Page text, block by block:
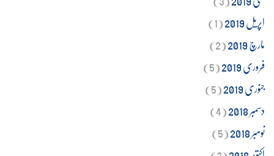
اپریل 2019
(1)
مارچ 2019
(2)
فروری 2019
(5)
جنوری 2019
(5)
دسمبر 2018
(4)
نومبر 2018
(5)